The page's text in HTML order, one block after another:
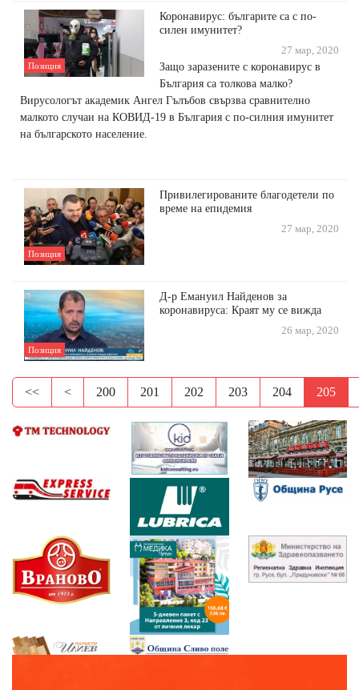
Позиция
Коронавирус: българите са с по-
силен имунитет?
27 мар, 2020
Защо заразените с коронавирус в
България са толкова малко?
Вирусологът академик Ангел Гълъбов свързва сравнително
малкото случаи на КОВИД-19 в България с по-силния имунитет
на българското население.
Позиция
Привилегированите благодетели по
време на епидемия
27 мар, 2020
Позиция
Д-р Емануил Найденов за
коронавируса: Краят му се вижда
26 мар, 2020
<< < 200 201 202 203 204 205